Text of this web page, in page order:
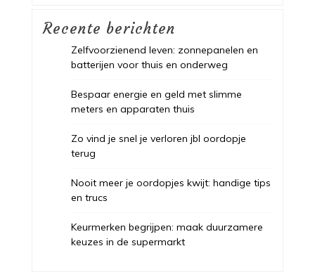
Recente berichten
Zelfvoorzienend leven: zonnepanelen en
batterijen voor thuis en onderweg
Bespaar energie en geld met slimme
meters en apparaten thuis
Zo vind je snel je verloren jbl oordopje
terug
Nooit meer je oordopjes kwijt: handige tips
en trucs
Keurmerken begrijpen: maak duurzamere
keuzes in de supermarkt